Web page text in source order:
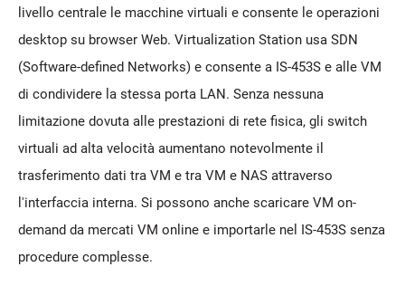
livello centrale le macchine virtuali e consente le operazioni
desktop su browser Web. Virtualization Station usa SDN
(Software-defined Networks) e consente a IS-453S e alle VM
di condividere la stessa porta LAN. Senza nessuna
limitazione dovuta alle prestazioni di rete fisica, gli switch
virtuali ad alta velocità aumentano notevolmente il
trasferimento dati tra VM e tra VM e NAS attraverso
l'interfaccia interna. Si possono anche scaricare VM on-
demand da mercati VM online e importarle nel IS-453S senza
procedure complesse.